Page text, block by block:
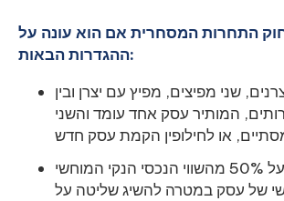
חוק התחרות המסחרית אם הוא עונה על
ההגדרות הבאות:
שני מפיצים, מפיץ עם יצרן ובין
המותיר עסק אחד עומד והשני
רכישה של מעל 50% מהשווי הנכסי הנקי המוחשי
של עסק במטרה להשיג שליטה על